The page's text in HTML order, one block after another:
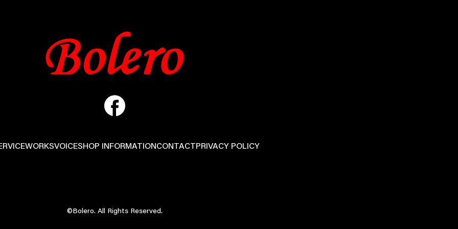
WORKSVOICESHOP INFORMATIONCONTACTPRIVACY POLICY
©Bolero. All Rights Reserved.